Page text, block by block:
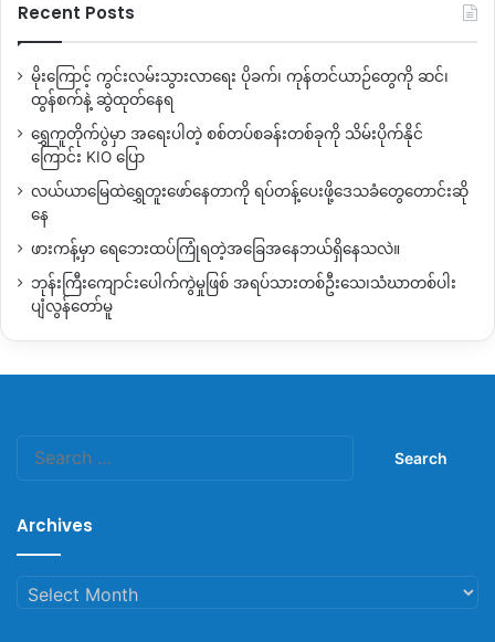
Recent Posts
မိုးကြောင့် ကွင်းလမ်းသွားလာရေး ပိုခက်၊ ကုန်တင်ယာဉ်တွေကို ဆင်၊
ထွန်စက်နဲ့ ဆွဲထုတ်နေရ
ရွှေကူတိုက်ပွဲမှာ အရေးပါတဲ့ စစ်တပ်စခန်းတစ်ခုကို သိမ်းပိုက်နိုင်
ကြောင်း KIO ပြော
လယ်ယာမြေထဲရွှေတူးဖော်နေတာကို ရပ်တန့်ပေးဖို့ဒေသခံတွေတောင်းဆို
နေ
ဖားကန့်မှာ ရေဘေးထပ်ကြုံရတဲ့အခြေအနေဘယ်ရှိနေသလဲ။
ဘုန်းကြီးကျောင်းပေါက်ကွဲမှုဖြစ် အရပ်သားတစ်ဦးသေ၊သံဃာတစ်ပါး
ပျံလွန်တော်မူ
Archives
Archives